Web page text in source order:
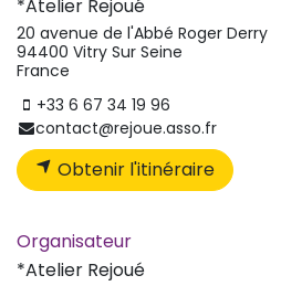
*Atelier Rejoué
20 avenue de l'Abbé Roger Derry
94400 Vitry Sur Seine
France
+33 6 67 34 19 96
contact@rejoue.asso.fr
Obtenir l'itinéraire
Organisateur
*Atelier Rejoué